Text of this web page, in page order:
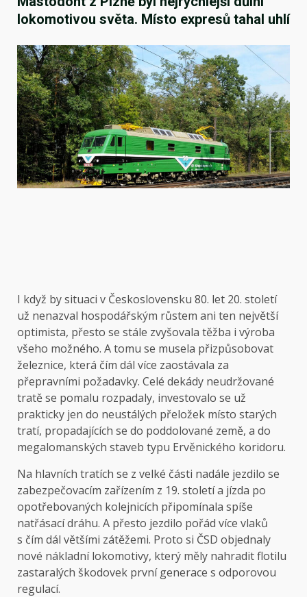
lokomotivou světa. Místo expresů tahal uhlí
I když by situaci v Československu 80. let 20. století
už nenazval hospodářským růstem ani ten největší
optimista, přesto se stále zvyšovala těžba i výroba
všeho možného. A tomu se musela přizpůsobovat
železnice, která čím dál více zaostávala za
přepravními požadavky. Celé dekády neudržované
tratě se pomalu rozpadaly, investovalo se už
prakticky jen do neustálých přeložek místo starých
tratí, propadajících se do poddolované země, a do
megalomanských staveb typu Ervěnického koridoru.
Na hlavních tratích se z velké části nadále jezdilo se
zabezpečovacím zařízením z 19. století a jízda po
opotřebovaných kolejnicích připomínala spíše
natřásací dráhu. A přesto jezdilo pořád více vlaků
s čím dál většími zátěžemi. Proto si ČSD objednaly
nové nákladní lokomotivy, který měly nahradit flotilu
zastaralých škodovek první generace s odporovou
regulací.